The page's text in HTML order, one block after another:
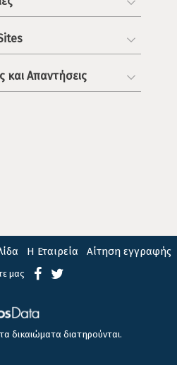
και Απαντήσεις
Η Εταιρεία Αίτηση εγγραφής
μας
δικαιώματα διατηρούνται.